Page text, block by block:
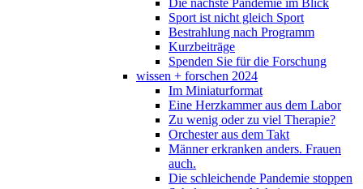
Die nächste Pandemie im Blick
Sport ist nicht gleich Sport
Bestrahlung nach Programm
Kurzbeiträge
Spenden Sie für die Forschung
wissen + forschen 2024
Im Miniaturformat
Eine Herzkammer aus dem Labor
Zu wenig oder zu viel Therapie?
Orchester aus dem Takt
Männer erkranken anders. Frauen
auch.
Die schleichende Pandemie stoppen